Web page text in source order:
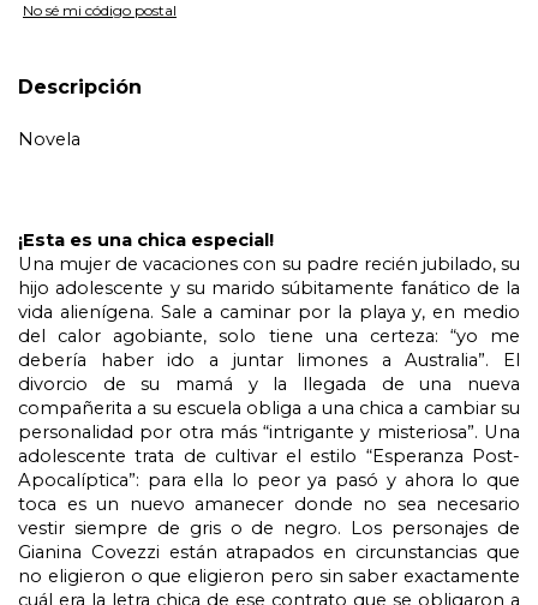
No sé mi código postal
Descripción
Novela
¡Esta es una chica especial!
Una mujer de vacaciones con su padre recién jubilado, su
hijo adolescente y su marido súbitamente fanático de la
vida alienígena. Sale a caminar por la playa y, en medio
del calor agobiante, solo tiene una certeza: “yo me
debería haber ido a juntar limones a Australia”. El
divorcio de su mamá y la llegada de una nueva
compañerita a su escuela obliga a una chica a cambiar su
personalidad por otra más “intrigante y misteriosa”. Una
adolescente trata de cultivar el estilo “Esperanza Post-
Apocalíptica”: para ella lo peor ya pasó y ahora lo que
toca es un nuevo amanecer donde no sea necesario
vestir siempre de gris o de negro. Los personajes de
Gianina Covezzi están atrapados en circunstancias que
no eligieron o que eligieron pero sin saber exactamente